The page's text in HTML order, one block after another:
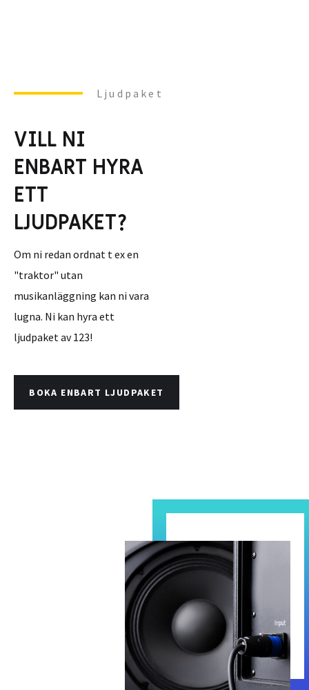
Ljudpaket
VILL NI
ENBART HYRA
ETT
LJUDPAKET?
Om ni redan ordnat t ex en
"traktor" utan
musikanläggning kan ni vara
lugna. Ni kan hyra ett
ljudpaket av 123!
BOKA ENBART LJUDPAKET